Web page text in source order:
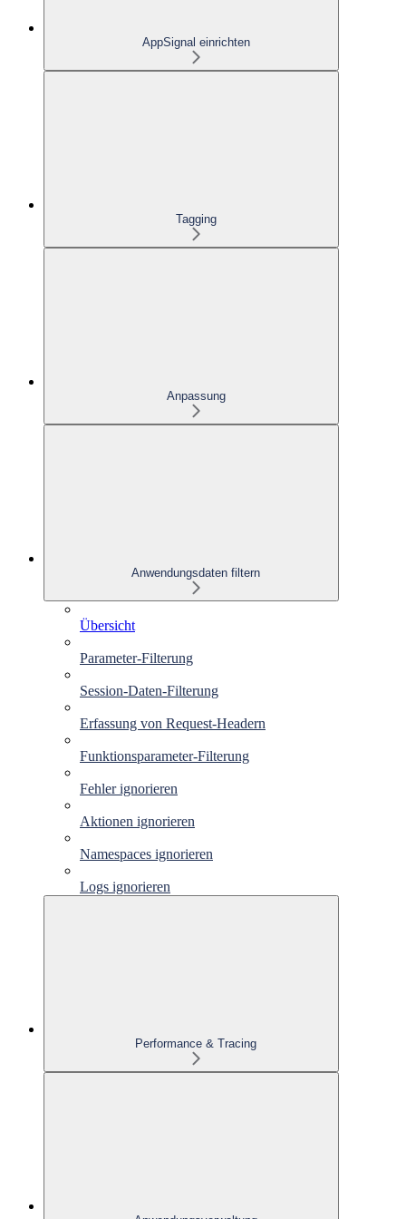
AppSignal einrichten
Tagging
Anpassung
Anwendungsdaten filtern
Übersicht
Parameter-Filterung
Session-Daten-Filterung
Erfassung von Request-Headern
Funktionsparameter-Filterung
Fehler ignorieren
Aktionen ignorieren
Namespaces ignorieren
Logs ignorieren
Performance & Tracing